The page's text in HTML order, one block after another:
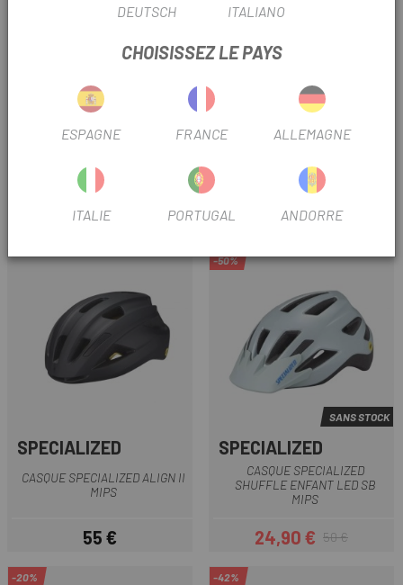
Compatible avec ;
Travail MX 16
Comprend des vis.
TRUSTED SHOPS REVIEWS
LES CLIENTS QUI ONT ACHETÉ CE PRODUIT ONT
SPECIALIZED
CASQUE SPECIALIZED ALIGN II
MIPS
Prix
55 €
-50%
SANS STOCK
SPECIALIZED
CASQUE SPECIALIZED
SHUFFLE ENFANT LED SB
MIPS
Prix
24,90 €Prix habituel
50 €
-20% -42%
DEUTSCH ITALIANO
CHOISISSEZ LE PAYS
ESPAGNE FRANCE ALLEMAGNE
ITALIE PORTUGAL ANDORRE